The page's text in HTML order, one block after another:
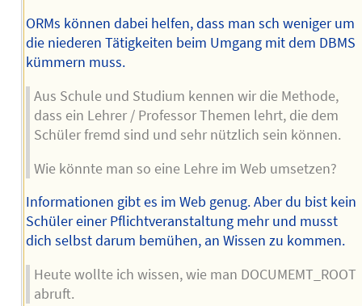
ORMs können dabei helfen, dass man sch weniger um
die niederen Tätigkeiten beim Umgang mit dem DBMS
kümmern muss.
Aus Schule und Studium kennen wir die Methode,
dass ein Lehrer / Professor Themen lehrt, die dem
Schüler fremd sind und sehr nützlich sein können.
Wie könnte man so eine Lehre im Web umsetzen?
Informationen gibt es im Web genug. Aber du bist kein
Schüler einer Pflichtveranstaltung mehr und musst
dich selbst darum bemühen, an Wissen zu kommen.
Heute wollte ich wissen, wie man DOCUMEMT_ROOT
abruft.